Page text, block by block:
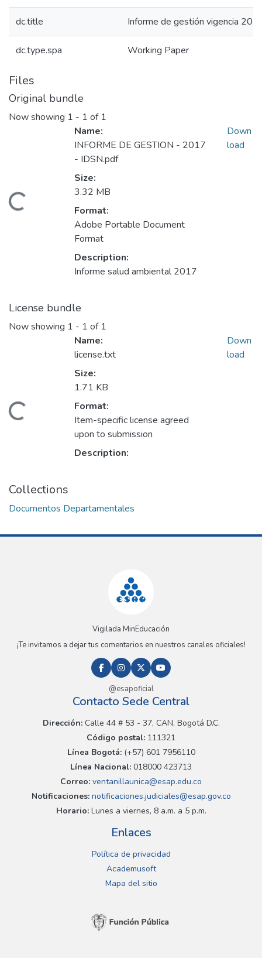
dc.title Informe de gestión vigencia
dc.type.spa Working Paper
Files
Original bundle
Now showing 1 - 1 of 1
Loading...
Name:
INFORME DE GESTION - 2017
- IDSN.pdf
Size:
3.32 MB
Format:
Adobe Portable Document
Format
Description:
Informe salud ambiental 2017
Down
load
License bundle
Now showing 1 - 1 of 1
Loading...
Name:
license.txt
Size:
1.71 KB
Format:
Item-specific license agreed
upon to submission
Description:
Down
load
Collections
Documentos Departamentales
Vigilada MinEducación
¡Te invitamos a dejar tus comentarios en nuestros canales oficiales!
@esapoficial
Contacto Sede Central
Dirección:Calle 44 # 53 - 37, CAN, Bogotá D.C.
Código postal: 111321
Línea Bogotá:(+57) 601 7956110
Línea Nacional: 018000 423713
Correo: ventanillaunica@esap.edu.co
Notificaciones:notificaciones.judiciales@esap.gov.co
Horario:Lunes a viernes, 8 a.m. a 5 p.m.
Enlaces
Política de privacidad
Academusoft
Mapa del sitio